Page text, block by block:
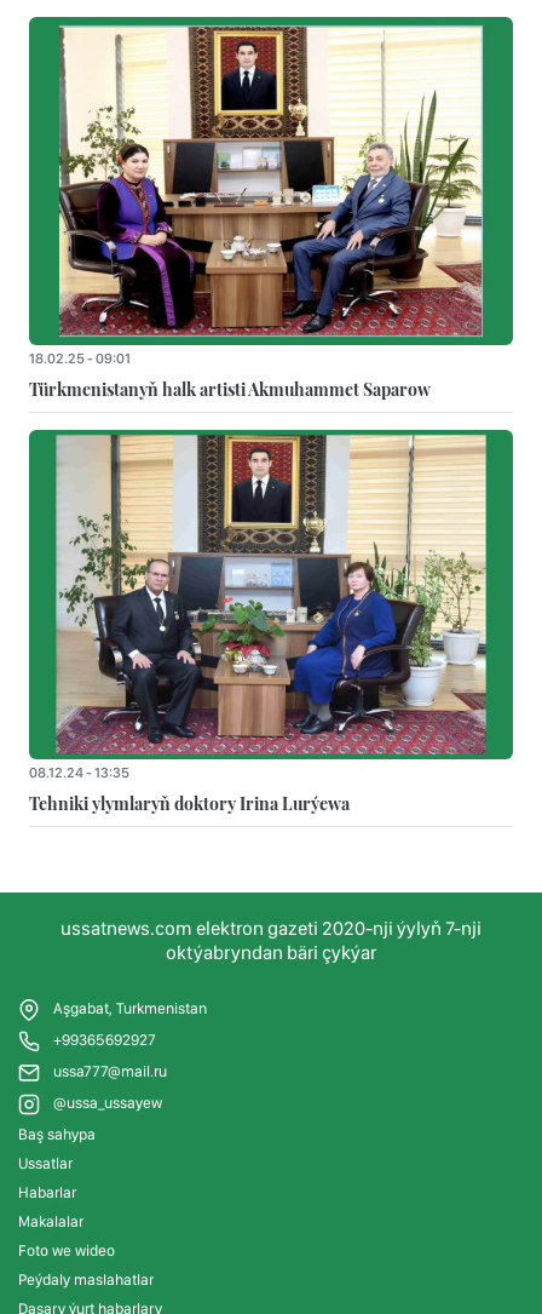
18.02.25 - 09:01
Türkmenistanyň halk artisti Akmuhammet Saparow
08.12.24 - 13:35
Tehniki ylymlaryň doktory Irina Lurýewa
ussatnews.com elektron gazeti 2020-nji ýylyň 7-nji
oktýabryndan bäri çykýar
Aşgabat, Turkmenistan
+99365692927
ussa777@mail.ru
@ussa_ussayew
Baş sahypa
Ussatlar
Habarlar
Makalalar
Foto we wideo
Peýdaly maslahatlar
Daşary ýurt habarlary